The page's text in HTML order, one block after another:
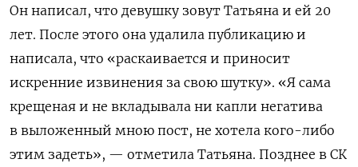
Он написал, что девушку зовут Татьяна и ей 20
лет. После этого она удалила публикацию и
написала, что «раскаивается и приносит
искренние извинения за свою шутку». «Я сама
крещеная и не вкладывала ни капли негатива
в выложенный мною пост, не хотела кого-либо
этим задеть», — отметила Татьяна. Позднее в СК